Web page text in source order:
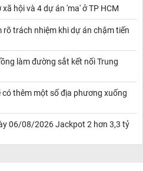
hội và 4 dự án 'ma' ở TP HCM
trách nhiệm khi dự án chậm tiến
làm đường sắt kết nối Trung
có thêm một số địa phương xuống
06/08/2026 Jackpot 2 hơn 3,3 tỷ